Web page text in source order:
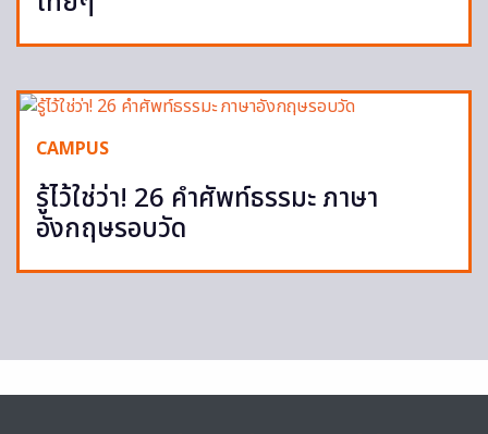
CAMPUS
รู้ไว้ใช่ว่า! 26 คำศัพท์ธรรมะ ภาษา
อังกฤษรอบวัด